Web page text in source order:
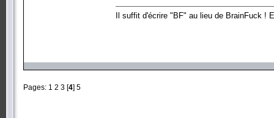
Il suffit d'écrire "BF" au lieu de BrainFuck !
Pages: 1 2 3 [4] 5